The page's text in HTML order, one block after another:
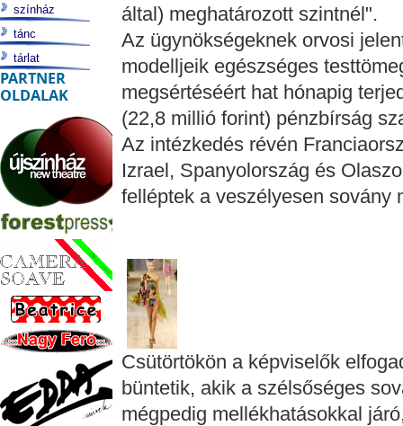
által) meghatározott szintnél".
Az ügynökségeknek orvosi
modelljeik egészséges
megsértéséért hat hónapig
(22,8 millió forint) pénzbírság
Az intézkedés révén
Izrael, Spanyolország és
felléptek a veszélyesen sovány
Csütörtökön a képviselők
büntetik, akik a szélsőséges
mégpedig mellékhatásokkal
színház
tánc
tárlat
PARTNER
OLDALAK